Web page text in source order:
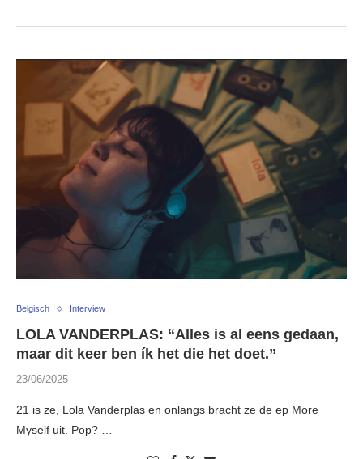
Belgisch Interview
LOLA VANDERPLAS: “Alles is al eens gedaan,
maar dit keer ben ík het die het doet.”
23/06/2025
21 is ze, Lola Vanderplas en onlangs bracht ze de ep More
Myself uit. Pop? …